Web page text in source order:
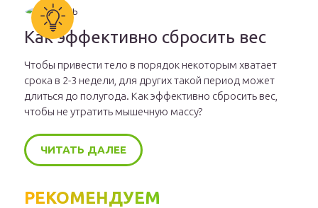
Как эффективно сбросить вес
Чтобы привести тело в порядок некоторым хватает
срока в 2-3 недели, для других такой период может
длиться до полугода. Как эффективно сбросить вес,
чтобы не утратить мышечную массу?
ЧИТАТЬ ДАЛЕЕ
РЕКОМЕНДУЕМ